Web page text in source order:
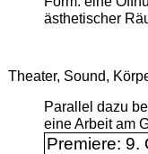
ästhetischer
Theater, Sound,
Parallel dazu
eine Arbeit am
Premiere: 9.